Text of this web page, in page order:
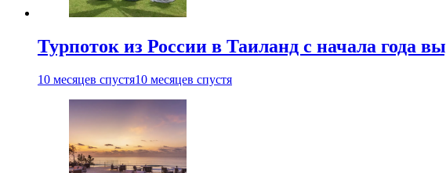
Турпоток из России в Таиланд с начала года
10 месяцев спустя10 месяцев спустя